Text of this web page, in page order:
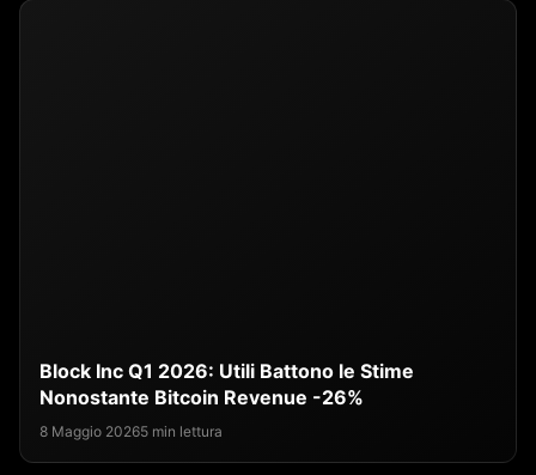
Block Inc Q1 2026: Utili Battono le Stime
Nonostante Bitcoin Revenue -26%
8 Maggio 20265 min lettura